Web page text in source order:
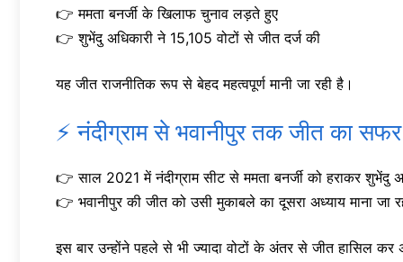
👉 ममता बनर्जी के खिलाफ चुनाव लड़ते हुए
👉 शुभेंदु अधिकारी ने 15,105 वोटों से जीत दर्ज की
यह जीत राजनीतिक रूप से बेहद महत्वपूर्ण मानी जा रही है।
⚡ नंदीग्राम से भवानीपुर तक जीत का सफर
👉 साल 2021 में नंदीग्राम सीट से ममता बनर्जी को हराकर शुभेंदु
👉 भवानीपुर की जीत को उसी मुकाबले का दूसरा अध्याय माना जा
इस बार उन्होंने पहले से भी ज्यादा वोटों के अंतर से जीत हासिल